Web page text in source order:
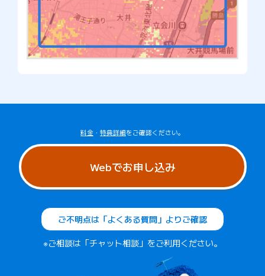
料金 ・ 特典詳細をご確認ください。
Webでお申し込み
ご不明点は「よくある質問」よりご確認
※ご相談は「チャット相談」をご利用ください。